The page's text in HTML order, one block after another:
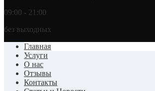
09:00 - 21:00
без выходных
Главная
Услуги
О нас
Отзывы
Контакты